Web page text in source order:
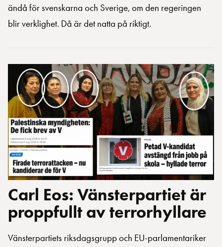
ändå för svenskarna och Sverige, om den regeringen
blir verklighet. Då är det natta på riktigt.
Carl Eos: Vänsterpartiet är
proppfullt av terrorhyllare
Vänsterpartiets riksdagsgrupp och EU-parlamentariker